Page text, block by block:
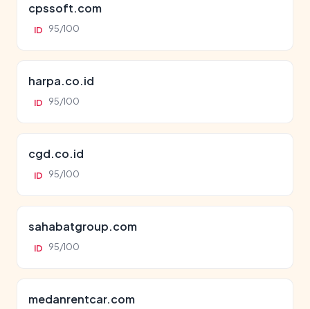
cpssoft.com
ID 95/100
harpa.co.id
ID 95/100
cgd.co.id
ID 95/100
sahabatgroup.com
ID 95/100
medanrentcar.com